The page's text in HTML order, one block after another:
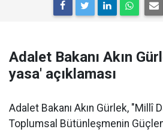
Adalet Bakanı Akın
yasa' açıklaması
Adalet Bakanı Akın Gürlek, "Millî
Toplumsal Bütünleşmenin